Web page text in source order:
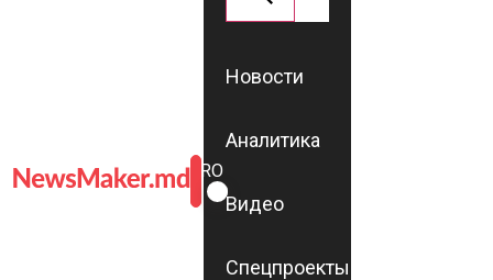
ROMÂNĂ
RU
Новости
Аналитика
Видео
Спецпроекты